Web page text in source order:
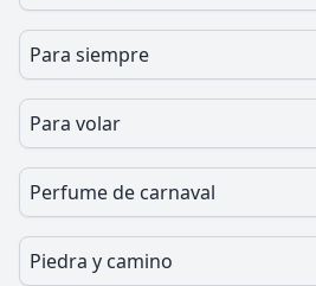
Para siempre
Para volar
Perfume de carnaval
Piedra y camino